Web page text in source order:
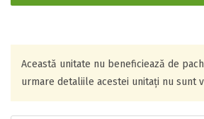
Această unitate nu beneficiează de
urmare detaliile acestei unitați nu sunt